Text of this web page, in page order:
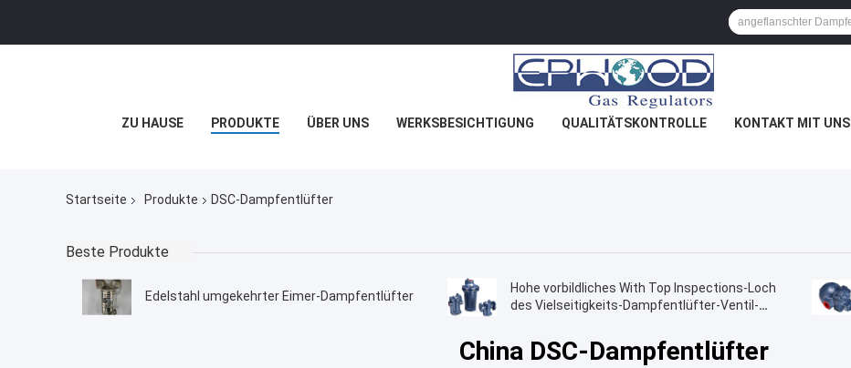
ZU HAUSE PRODUKTE ÜBER UNS WERKSBESICHTIGUNG QUALITÄTSKONTROLLE KONTAKT MIT UNS
Startseite Produkte DSC-Dampfentlüfter
Beste Produkte
Edelstahl umgekehrter Eimer-Dampfentlüfter
Hohe vorbildliches With Top Inspections-Loch
des Vielseitigkeits-Dampfentlüfter-Ventil-
China DSC-Dampfentlüfter